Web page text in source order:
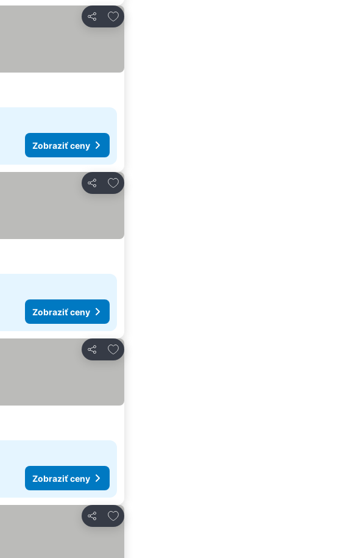
Zdieľať
Pridať do obľúbených
Zobraziť ceny
Zdieľať
Pridať do obľúbených
Zobraziť ceny
Zdieľať
Pridať do obľúbených
Zobraziť ceny
Zdieľať
Pridať do obľúbených